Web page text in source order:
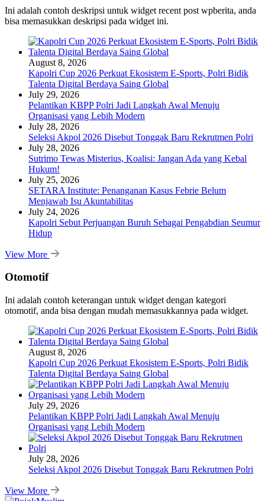
Ini adalah contoh deskripsi untuk widget recent post wpberita, anda
bisa memasukkan deskripsi pada widget ini.
August 8, 2026
Kapolri Cup 2026 Perkuat Ekosistem E-Sports, Polri Bidik
Talenta Digital Berdaya Saing Global
July 29, 2026
Pelantikan KBPP Polri Jadi Langkah Awal Menuju
Organisasi yang Lebih Modern
July 28, 2026
Seleksi Akpol 2026 Disebut Tonggak Baru Rekrutmen Polri
July 28, 2026
Sutrimo Tewas Misterius, Koalisi: Jangan Ada yang Kebal
Hukum!
July 25, 2026
SETARA Institute: Penanganan Kasus Febrie Belum
Menjawab Isu Akuntabilitas
July 24, 2026
Kapolri Sebut Perjuangan Buruh Sebagai Pengabdian Seumur
Hidup
View More
Otomotif
Ini adalah contoh keterangan untuk widget dengan kategori
otomotif, anda bisa dengan mudah memasukkannya pada widget.
August 8, 2026
Kapolri Cup 2026 Perkuat Ekosistem E-Sports, Polri Bidik
Talenta Digital Berdaya Saing Global
July 29, 2026
Pelantikan KBPP Polri Jadi Langkah Awal Menuju
Organisasi yang Lebih Modern
July 28, 2026
Seleksi Akpol 2026 Disebut Tonggak Baru Rekrutmen Polri
View More